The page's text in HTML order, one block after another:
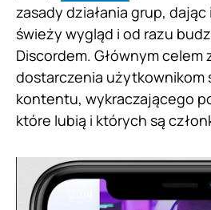
zasady działania grup,
świeży wygląd i od razu
Discordem. Głównym celem
dostarczenia użytkownikom
kontentu, wykraczającego
które lubią i których są